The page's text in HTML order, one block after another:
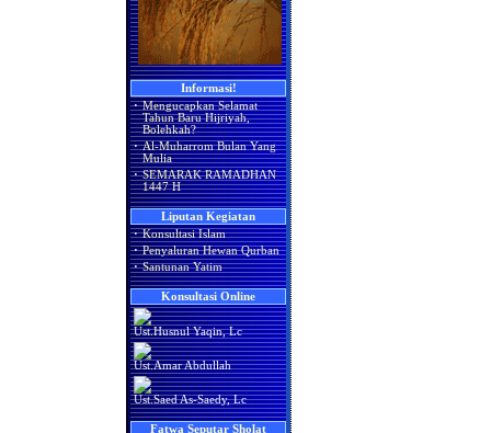
Informasi!
· Mengucapkan Selamat
Tahun Baru Hijriyah,
Bolehkah?
· Al-Muharrom Bulan Yang
Mulia
· SEMARAK RAMADHAN
1447 H
Liputan Kegiatan
· Konsultasi Islam
· Penyaluran Hewan Qurban
· Santunan Yatim
Konsultasi Online
Ust.Husnul Yaqin, Lc
Ust.Amar Abdullah
Ust.Saed As-Saedy, Lc
Fatwa Seputar Sholat